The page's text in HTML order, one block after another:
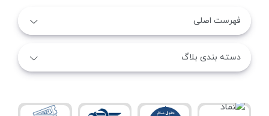
فهرست اصلی
دسته بندی بلاگ